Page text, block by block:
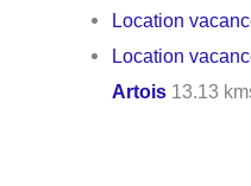
Location
Location
Artois 13.13